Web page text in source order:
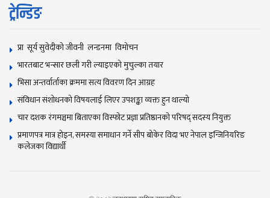
ट्रेन्डिङ
प्रा सूर्य सुवेदीको जीवनी लन्डनमा विमोचन
भारतबाट भन्सार छली गरी ल्याइएको मुचुल्का तयार
भिसा अन्तर्वार्ताका क्रममा सत्य विवरण दिन आग्रह
संविधान संशोधनकाे विषयलाई लिएर उपशङ्का व्यक्त हुन थाल्याे
चार दशक रंगमञ्चमा बिताएका विस्फोट प्रज्ञा प्रतिष्ठानको परिषद् सदस्य नियुक्त
प्रमाणपत्र मात्र होइन, समस्या समाधान गर्ने सीप बोकेर विदा भए नेपाल इन्जिनियरिङ
कलेजका विद्यार्थी